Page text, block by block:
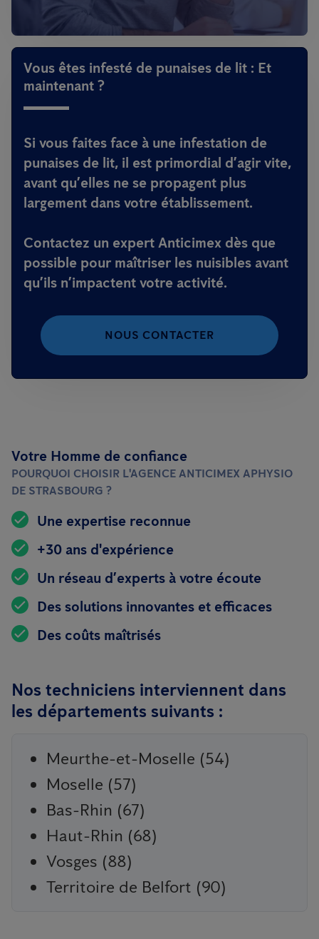
Vous êtes infesté de punaises de lit : Et
maintenant ?
Si vous faites face à une infestation de
punaises de lit, il est primordial d’agir vite,
avant qu’elles ne se propagent plus
largement dans votre établissement.
Contactez un expert Anticimex dès que
possible pour maîtriser les nuisibles avant
qu’ils n’impactent votre activité.
NOUS CONTACTER
Votre Homme de confiance
POURQUOI CHOISIR L'AGENCE ANTICIMEX APHYSIO
DE STRASBOURG ?
Une expertise reconnue
+30 ans d'expérience
Un réseau d’experts à votre écoute
Des solutions innovantes et efficaces
Des coûts maîtrisés
Nos techniciens interviennent dans
les départements suivants :
Meurthe-et-Moselle (54)
Moselle (57)
Bas-Rhin (67)
Haut-Rhin (68)
Vosges (88)
Territoire de Belfort (90)